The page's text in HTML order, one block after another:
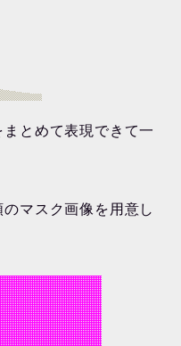
とめて表現できて一
マスク画像を用意し